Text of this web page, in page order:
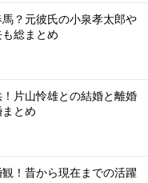
？元彼氏の小泉孝太郎や
総まとめ
片山怜雄との結婚と離婚
とめ
！昔から現在までの活躍